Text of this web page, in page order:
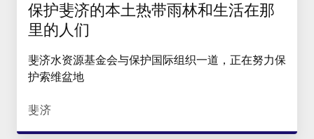
保护斐济的本土热带雨林和生活在那
里的人们
斐济水资源基金会与保护国际组织一道，正在努力保
护索维盆地
斐济